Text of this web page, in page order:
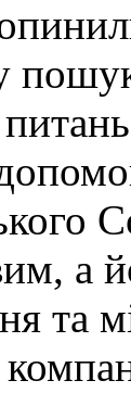
а
та